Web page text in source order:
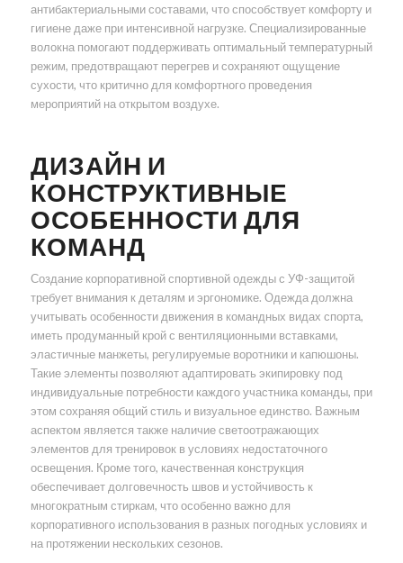
антибактериальными составами, что способствует комфорту и
гигиене даже при интенсивной нагрузке. Специализированные
волокна помогают поддерживать оптимальный температурный
режим, предотвращают перегрев и сохраняют ощущение
сухости, что критично для комфортного проведения
мероприятий на открытом воздухе.
ДИЗАЙН И
КОНСТРУКТИВНЫЕ
ОСОБЕННОСТИ ДЛЯ
КОМАНД
Создание корпоративной спортивной одежды с УФ-защитой
требует внимания к деталям и эргономике. Одежда должна
учитывать особенности движения в командных видах спорта,
иметь продуманный крой с вентиляционными вставками,
эластичные манжеты, регулируемые воротники и капюшоны.
Такие элементы позволяют адаптировать экипировку под
индивидуальные потребности каждого участника команды, при
этом сохраняя общий стиль и визуальное единство. Важным
аспектом является также наличие светоотражающих
элементов для тренировок в условиях недостаточного
освещения. Кроме того, качественная конструкция
обеспечивает долговечность швов и устойчивость к
многократным стиркам, что особенно важно для
корпоративного использования в разных погодных условиях и
на протяжении нескольких сезонов.